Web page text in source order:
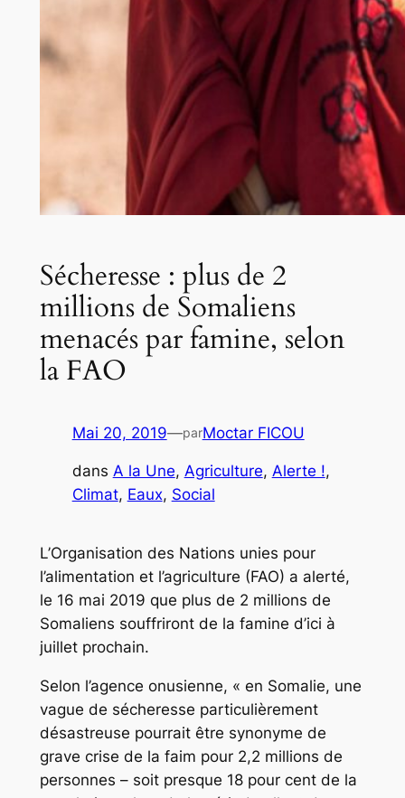
Sécheresse : plus de 2
millions de Somaliens
menacés par famine, selon
la FAO
Mai 20, 2019—parMoctar FICOU
dans A la Une, Agriculture, Alerte !
Climat, Eaux, Social
L’Organisation des Nations unies pour
l’alimentation et l’agriculture (FAO) a alerté,
le 16 mai 2019 que plus de 2 millions de
Somaliens souffriront de la famine d’ici à
juillet prochain.
Selon l’agence onusienne, « en Somalie, une
vague de sécheresse particulièrement
désastreuse pourrait être synonyme de
grave crise de la faim pour 2,2 millions de
personnes – soit presque 18 pour cent de la